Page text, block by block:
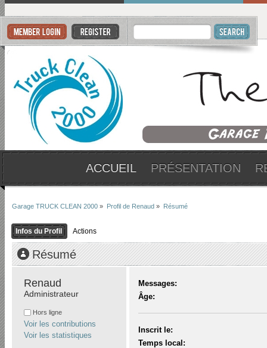
ACCUEIL PRÉSENTATION
Garage TRUCK CLEAN 2000 » Profil de Renaud » Résumé
Infos du Profil Actions
Résumé
Renaud
Administrateur
Hors ligne
Voir les contributions
Voir les statistiques
Messages:
Âge:
Inscrit le:
Temps local: